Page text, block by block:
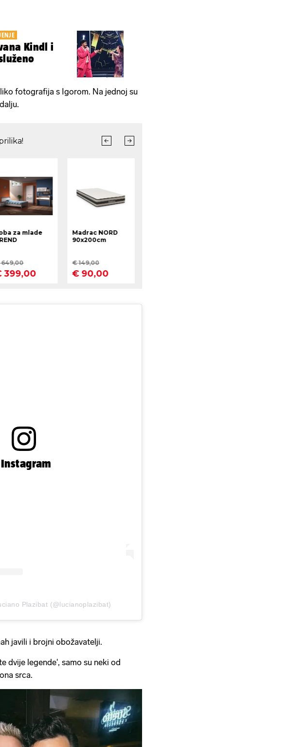
Kindl i
fotografija s Igorom. Na jednoj su
Plazibat (@lucianoplazibat)
javili i brojni obožavatelji.
dvije legende', samo su neki od
srca.